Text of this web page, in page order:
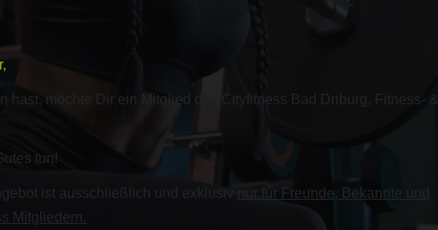
hast, möchte Dir ein Mitglied des Cityfitness Bad Driburg, Fitness- &
tun!
ist ausschließlich und exklusiv
nur für Freunde, Bekannte und
Mitgliedern.